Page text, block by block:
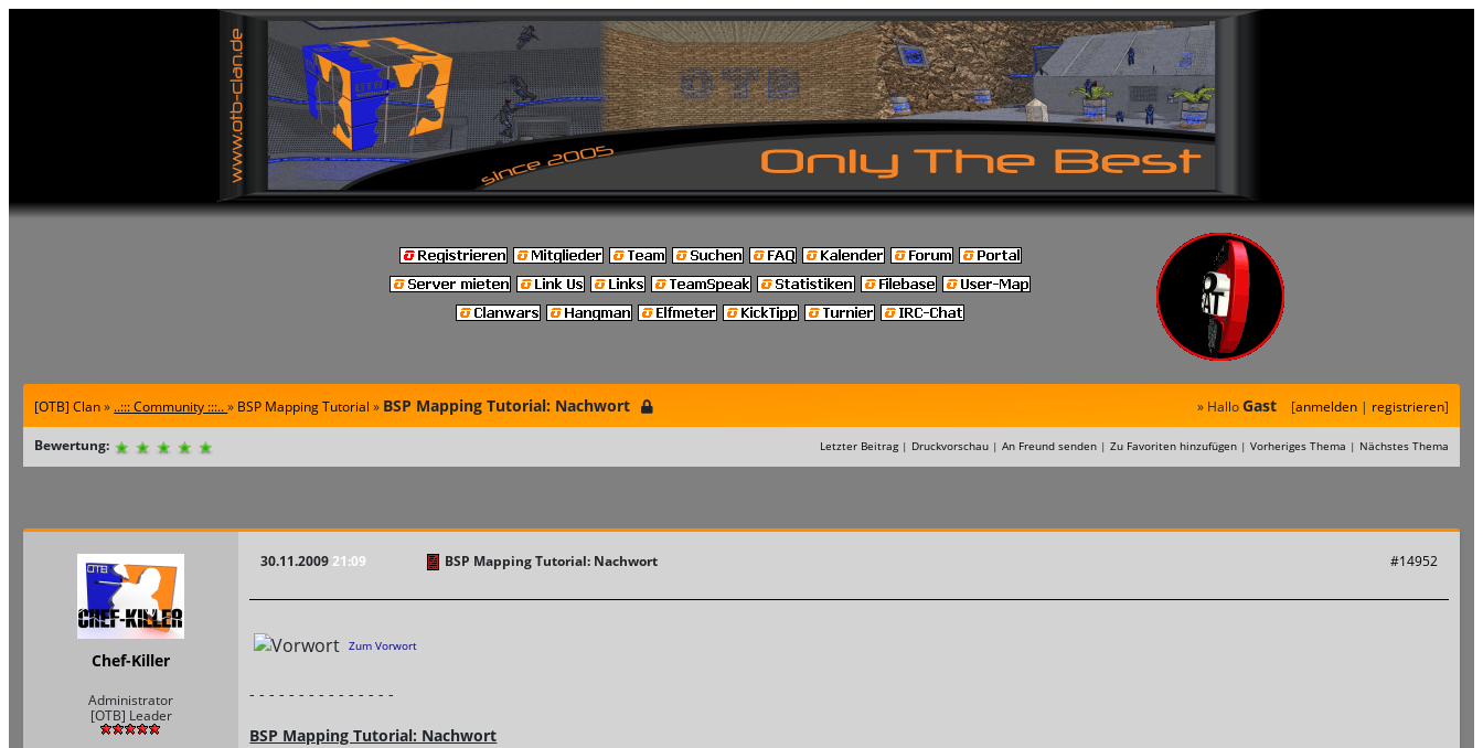
[OTB] Clan» ..::: Community :::..» BSP Mapping Tutorial » BSP Mapping Tutorial: Nachwort » HalloGast [anmelden| registrieren]
Bewertung: Letzter Beitrag| Druckvorschau| An Freund senden| Zu Favoriten hinzufügen| Vorheriges Thema | Nächstes Thema
Chef-Killer
Administrator
[OTB] Leader
30.11.2009 21:09 BSP Mapping Tutorial: Nachwort #14952
Zum Vorwort
- - - - - - - - - - - - - - -
BSP Mapping Tutorial: Nachwort